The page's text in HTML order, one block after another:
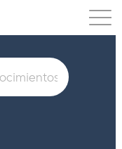
Precios
Ayuda